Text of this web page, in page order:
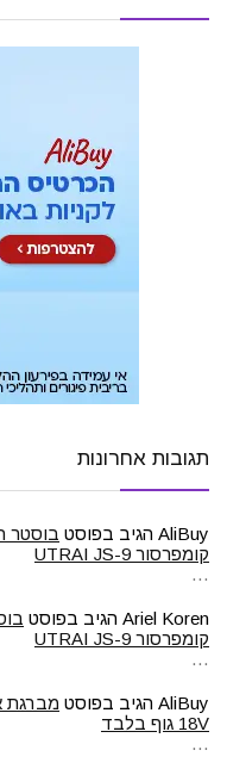
תגובות אחרונות
AliBuy הגיב בפוסט בוסטר
קומפרסור UTRAI JS-9
…
Ariel Koren הגיב בפוסט
קומפרסור UTRAI JS-9
…
AliBuy הגיב בפוסט
18V גוף בלבד
…